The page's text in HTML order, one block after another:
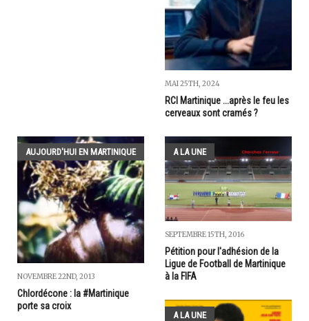
MAI 25TH, 2024
RCI Martinique ...après le feu les
cerveaux sont cramés ?
AUJOURD'HUI EN MARTINIQUE
NOVEMBRE 22ND, 2013
Chlordécone : la #Martinique
porte sa croix
A LA UNE
SEPTEMBRE 15TH, 2016
Pétition pour l'adhésion de la
Ligue de Football de Martinique
à la FIFA
A LA UNE